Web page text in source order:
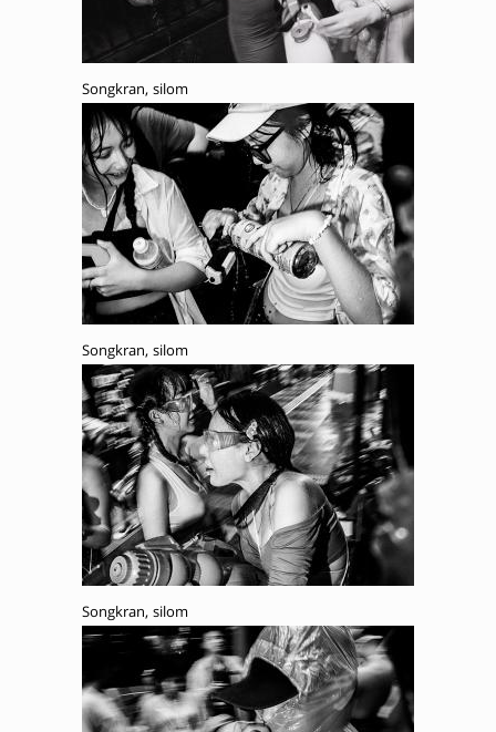
Songkran, silom
Songkran, silom
Songkran, silom